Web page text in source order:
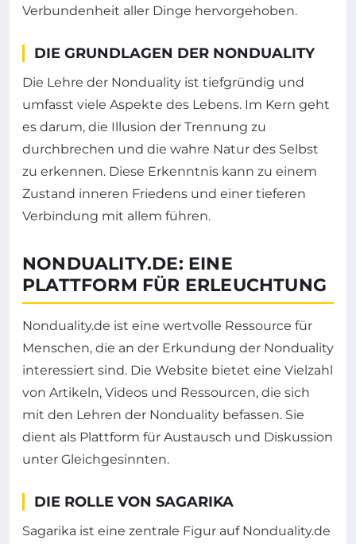
Verbundenheit aller Dinge hervorgehoben.
DIE GRUNDLAGEN DER NONDUALITY
Die Lehre der Nonduality ist tiefgründig und
umfasst viele Aspekte des Lebens. Im Kern geht
es darum, die Illusion der Trennung zu
durchbrechen und die wahre Natur des Selbst
zu erkennen. Diese Erkenntnis kann zu einem
Zustand inneren Friedens und einer tieferen
Verbindung mit allem führen.
NONDUALITY.DE: EINE
PLATTFORM FÜR ERLEUCHTUNG
Nonduality.de ist eine wertvolle Ressource für
Menschen, die an der Erkundung der Nonduality
interessiert sind. Die Website bietet eine Vielzahl
von Artikeln, Videos und Ressourcen, die sich
mit den Lehren der Nonduality befassen. Sie
dient als Plattform für Austausch und Diskussion
unter Gleichgesinnten.
DIE ROLLE VON SAGARIKA
Sagarika ist eine zentrale Figur auf Nonduality.de